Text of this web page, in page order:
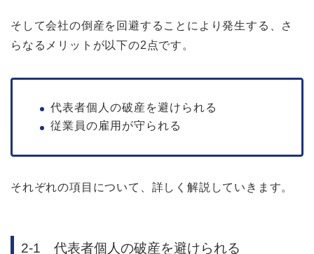
そして会社の倒産を回避することにより発生する、さ
らなるメリットが以下の2点です。
代表者個人の破産を避けられる
従業員の雇用が守られる
それぞれの項目について、詳しく解説していきます。
2-1 代表者個人の破産を避けられる